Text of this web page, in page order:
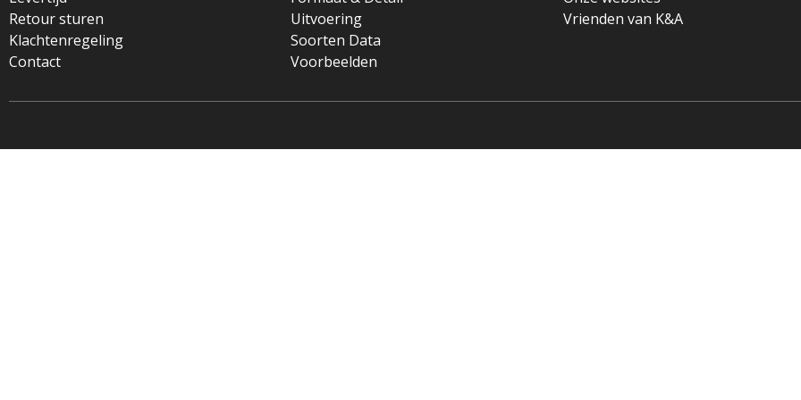
Retour sturen
Klachtenregeling
Contact
Uitvoering
Soorten Data
Voorbeelden
Vrienden van K&A